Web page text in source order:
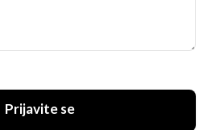
Prijavite se